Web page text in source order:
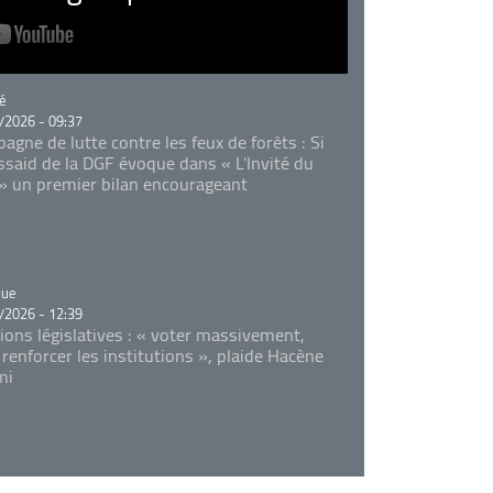
- 09:37
de lutte contre les feux de forêts : Si
de la DGF évoque dans « L'Invité du
un premier bilan encourageant
- 12:39
législatives : « voter massivement,
les institutions », plaide Hacène